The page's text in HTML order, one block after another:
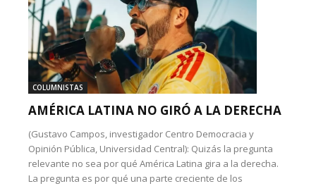
COLUMNISTAS
AMÉRICA LATINA NO GIRÓ A LA DERECHA
(Gustavo Campos, investigador Centro Democracia y
Opinión Pública, Universidad Central): Quizás la pregunta
relevante no sea por qué América Latina gira a la derecha.
La pregunta es por qué una parte creciente de los